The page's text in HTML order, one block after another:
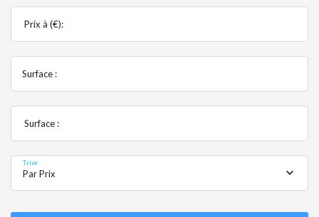
Prix à (€):
Surface :
Surface :
Trier
Par Prix